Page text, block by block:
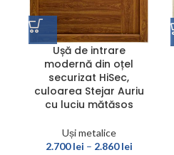
Ușă de intrare
modernă din oțel
securizat HiSec,
culoarea Stejar Auriu
cu luciu mătăsos
Uși metalice
2.700lei – 2.860lei